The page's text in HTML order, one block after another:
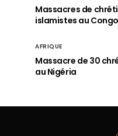
Massacres de
islamistes au Congo
AFRIQUE
Massacre de 30
au Nigéria